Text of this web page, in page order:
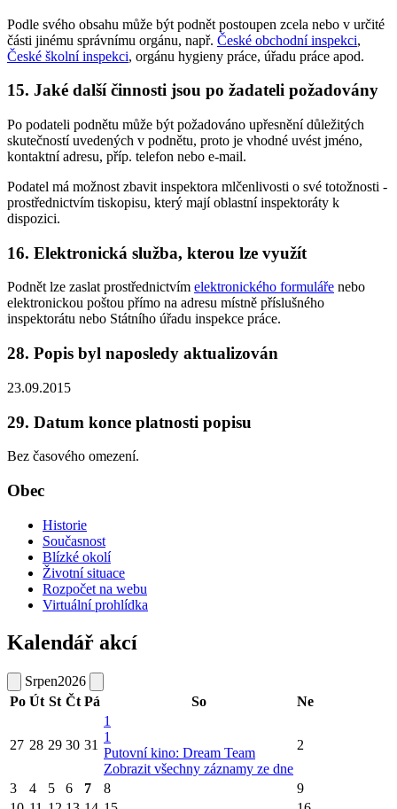
Podle svého obsahu může být podnět postoupen zcela nebo v určité
části jinému správnímu orgánu, např. České obchodní inspekci,
České školní inspekci, orgánu hygieny práce, úřadu práce apod.
15. Jaké další činnosti jsou po žadateli požadovány
Po podateli podnětu může být požadováno upřesnění důležitých
skutečností uvedených v podnětu, proto je vhodné uvést jméno,
kontaktní adresu, příp. telefon nebo e-mail.
Podatel má možnost zbavit inspektora mlčenlivosti o své totožnosti -
prostřednictvím tiskopisu, který mají oblastní inspektoráty k
dispozici.
16. Elektronická služba, kterou lze využít
Podnět lze zaslat prostřednictvím elektronického formuláře nebo
elektronickou poštou přímo na adresu místně příslušného
inspektorátu nebo Státního úřadu inspekce práce.
28. Popis byl naposledy aktualizován
23.09.2015
29. Datum konce platnosti popisu
Bez časového omezení.
Obec
Historie
Současnost
Blízké okolí
Životní situace
Rozpočet na webu
Virtuální prohlídka
Kalendář akcí
Srpen2026
Po Út St Čt Pá So Ne
27 28 29 30 31
1
1
Putovní kino: Dream Team
Zobrazit všechny záznamy ze dne
2
3 4 5 6 7 8
9